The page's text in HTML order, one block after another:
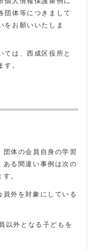
団体等につきまして
をお願いいたしま
ては、西成区役所と
す。
体の会員自身の学習
る間違い事例は次の
。
外を対象にしている
以外となる子どもを